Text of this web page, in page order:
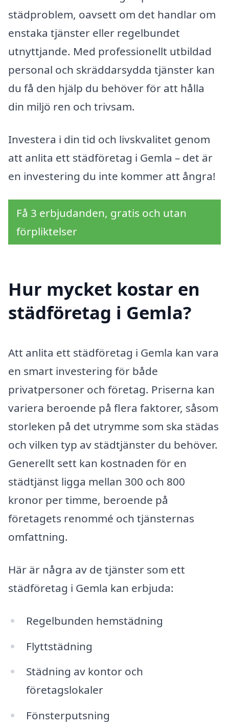
städproblem, oavsett om det handlar om
enstaka tjänster eller regelbundet
utnyttjande. Med professionellt utbildad
personal och skräddarsydda tjänster kan
du få den hjälp du behöver för att hålla
din miljö ren och trivsam.
Investera i din tid och livskvalitet genom
att anlita ett städföretag i Gemla – det är
en investering du inte kommer att ångra!
Få 3 erbjudanden, gratis och utan
förpliktelser
Hur mycket kostar en
städföretag i Gemla?
Att anlita ett städföretag i Gemla kan vara
en smart investering för både
privatpersoner och företag. Priserna kan
variera beroende på flera faktorer, såsom
storleken på det utrymme som ska städas
och vilken typ av städtjänster du behöver.
Generellt sett kan kostnaden för en
städtjänst ligga mellan 300 och 800
kronor per timme, beroende på
företagets renommé och tjänsternas
omfattning.
Här är några av de tjänster som ett
städföretag i Gemla kan erbjuda:
Regelbunden hemstädning
Flyttstädning
Städning av kontor och
företagslokaler
Fönsterputsning